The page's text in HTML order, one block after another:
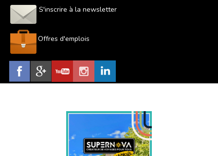
S'inscrire à la newsletter
Offres d'emplois